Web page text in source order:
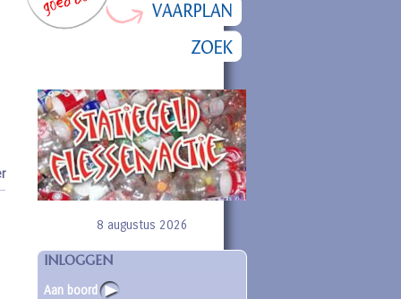
8 augustus 2026
INLOGGEN
Aan boord